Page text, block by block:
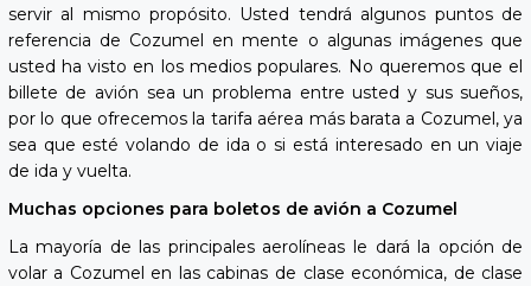
servir al mismo propósito. Usted tendrá algunos puntos de
referencia de Cozumel en mente o algunas imágenes que
usted ha visto en los medios populares. No queremos que el
billete de avión sea un problema entre usted y sus sueños,
por lo que ofrecemos la tarifa aérea más barata a Cozumel, ya
sea que esté volando de ida o si está interesado en un viaje
de ida y vuelta.
Muchas opciones para boletos de avión a Cozumel
La mayoría de las principales aerolíneas le dará la opción de
volar a Cozumel en las cabinas de clase económica, de clase